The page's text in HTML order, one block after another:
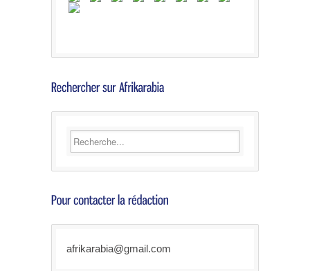
afrikarabia@gmail.com